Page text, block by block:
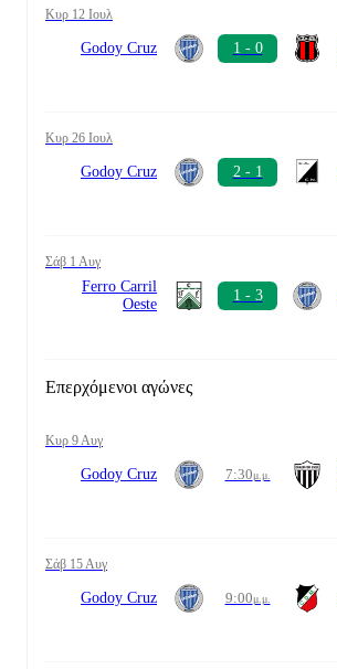
Κυρ 12 Ιουλ
Godoy Cruz 1 - 0
Κυρ 26 Ιουλ
Godoy Cruz 2 - 1
Σάβ 1 Αυγ
Ferro Carril
Oeste
1 - 3
Επερχόμενοι αγώνες
Κυρ 9 Αυγ
Godoy Cruz 7:30μ.μ.
Σάβ 15 Αυγ
Godoy Cruz 9:00μ.μ.